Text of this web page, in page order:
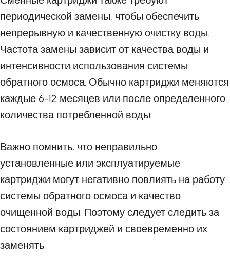
периодической замены, чтобы обеспечить
непрерывную и качественную очистку воды.
Частота замены зависит от качества воды и
интенсивности использования системы
обратного осмоса. Обычно картриджи меняются
каждые 6-12 месяцев или после определенного
количества потребленной воды.
Важно помнить, что неправильно
установленные или эксплуатируемые
картриджи могут негативно повлиять на работу
системы обратного осмоса и качество
очищенной воды. Поэтому следует следить за
состоянием картриджей и своевременно их
заменять.